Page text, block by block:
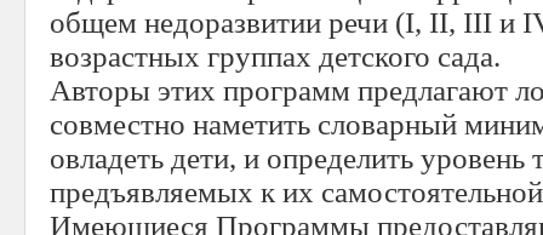
общем недо­развитии речи (I, II, III и
возрастных группах детского сада.
Авторы этих программ предлагают
совместно наметить словарный
овладеть дети, и определить уровень
предъявляемых к их
Имеющиеся Программы